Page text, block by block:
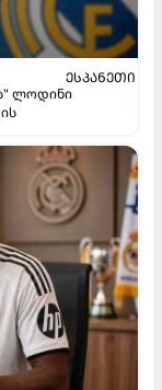
ᲔᲡᲞᲐᲜᲔᲗᲘ
ლოდინი